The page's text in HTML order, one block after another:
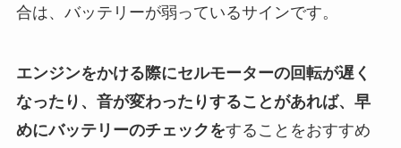
合は、バッテリーが弱っているサインです。
エンジンをかける際にセルモーターの回転が遅く
なったり、音が変わったりすることがあれば、早
めにバッテリーのチェックをすることをおすすめ